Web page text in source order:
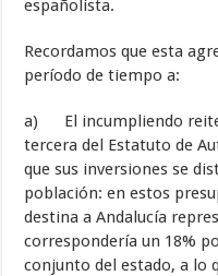
españolista.
Recordamos que esta
período de tiempo a:
a) El incumpliendo
tercera del Estatuto de
que sus inversiones se
población: en estos
destina a Andalucía
correspondería un 18%
conjunto del estado, a lo